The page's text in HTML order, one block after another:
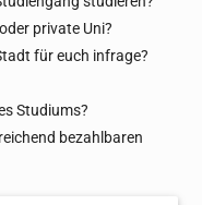
private Uni?
für euch infrage?
Studiums?
bezahlbaren